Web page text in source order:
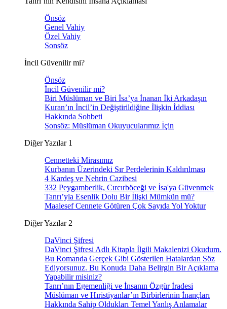
Önsöz
Genel Vahiy
Özel Vahiy
Sonsöz
İncil Güvenilir mi?
Önsöz
İncil Güvenilir mi?
Biri Müslüman ve Biri İsa’ya İnanan İki Arkadaşın
Kuran’ın İncil’in Değiştirildiğine İlişkin İddiası
Hakkında Sohbeti
Sonsöz: Müslüman Okuyucularımız İçin
Diğer Yazılar 1
Cennetteki Mirasımız
Kurbanın Üzerindeki Sır Perdelerinin Kaldırılması
4 Kardeş ve Nehrin Cazibesi
332 Peygamberlik, Cırcırböceği ve İsa'ya Güvenmek
Tanrı’yla Esenlik Dolu Bir İlişki Mümkün mü?
Maalesef Cennete Götüren Çok Sayıda Yol Yoktur
Diğer Yazılar 2
DaVinci Şifresi
DaVinci Şifresi Adlı Kitapla İlgili Makalenizi Okudum.
Bu Romanda Gerçek Gibi Gösterilen Hatalardan Söz
Ediyorsunuz. Bu Konuda Daha Belirgin Bir Açıklama
Yapabilir misiniz?
Tanrı’nın Egemenliği ve İnsanın Özgür İradesi
Müslüman ve Hıristiyanlar’ın Birbirlerinin İnançları
Hakkında Sahip Oldukları Temel Yanlış Anlamalar